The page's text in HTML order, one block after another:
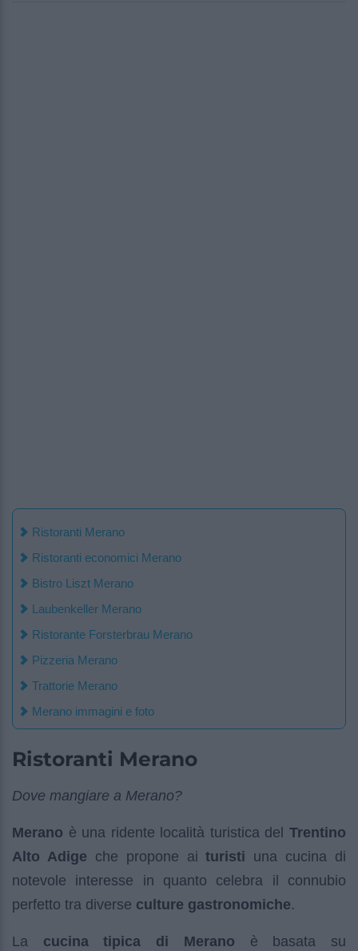
Ristoranti Merano
Ristoranti economici Merano
Bistro Liszt Merano
Laubenkeller Merano
Ristorante Forsterbrau Merano
Pizzeria Merano
Trattorie Merano
Merano immagini e foto
Ristoranti Merano
Dove mangiare a Merano?
Merano è una ridente località turistica del Trentino
Alto Adige che propone aituristi una cucina di
notevole interesse in quanto celebra il connubio
perfetto tra diverse culture gastronomiche.
La cucina tipica di Merano è basata su